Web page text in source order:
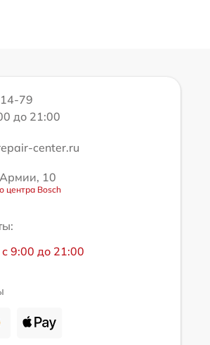
79
до 21:00
center.ru
10
центра Bosch
9:00 до 21:00